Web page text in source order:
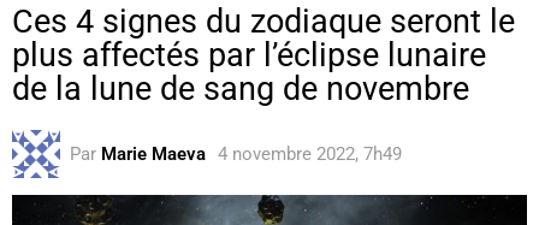
Ces 4 signes du zodiaque seront le
plus affectés par l’éclipse lunaire
de la lune de sang de novembre
Par Marie Maeva 4 novembre 2022, 7h49